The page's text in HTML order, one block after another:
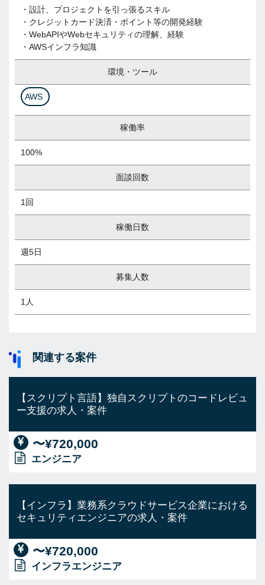
・設計、プロジェクトを引っ張るスキル
・クレジットカード決済・ポイント等の開発経験
・WebAPIやWebセキュリティの理解、経験
・AWSインフラ知識
環境・ツール
AWS
稼働率
100%
面談回数
1回
稼働日数
週5日
募集人数
1人
関連する案件
【スクリプト言語】独自スクリプトのコードレビュ
ー支援の求人・案件
〜¥720,000
エンジニア
【インフラ】業務系クラウドサービス企業における
セキュリティエンジニアの求人・案件
〜¥720,000
インフラエンジニア